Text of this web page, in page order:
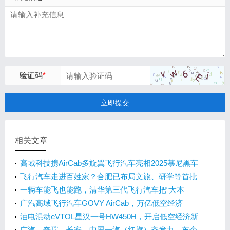
验证码*
立即提交
相关文章
高域科技携AirCab多旋翼飞行汽车亮相2025慕尼黑车
展
飞行汽车走进百姓家？合肥已布局文旅、研学等首批
场景
一辆车能飞也能跑，清华第三代飞行汽车把“大本
营”搬来合肥
广汽高域飞行汽车GOVY AirCab，万亿低空经济
的“新星”
油电混动eVTOL星汉一号HW450H，开启低空经济新